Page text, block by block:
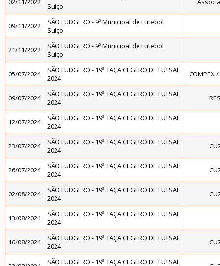
02/11/2022
Suíço
09/11/2022
SÃO LUDGERO - 9º Municipal de Futebol
Suíço
21/11/2022
SÃO LUDGERO - 9º Municipal de Futebol
Suíço
05/07/2024
SÃO LUDGERO - 19ª TAÇA CEGERO DE FUTSAL
2024
COMPEX
09/07/2024
SÃO LUDGERO - 19ª TAÇA CEGERO DE FUTSAL
2024
12/07/2024
SÃO LUDGERO - 19ª TAÇA CEGERO DE FUTSAL
2024
23/07/2024
SÃO LUDGERO - 19ª TAÇA CEGERO DE FUTSAL
2024
26/07/2024
SÃO LUDGERO - 19ª TAÇA CEGERO DE FUTSAL
2024
02/08/2024
SÃO LUDGERO - 19ª TAÇA CEGERO DE FUTSAL
2024
13/08/2024
SÃO LUDGERO - 19ª TAÇA CEGERO DE FUTSAL
2024
16/08/2024
SÃO LUDGERO - 19ª TAÇA CEGERO DE FUTSAL
2024
SÃO LUDGERO - 19ª TAÇA CEGERO DE FUTSAL